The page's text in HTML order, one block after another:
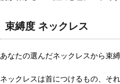
束縛度 ネックレス
あなたの選んだネックレスから束
ネックレスは首につけるもの、そ